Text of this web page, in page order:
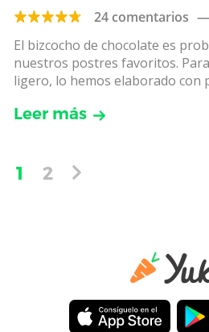
24 comentarios —
El bizcocho de chocolate es
nuestros postres favoritos.
ligero, lo hemos elaborado con
Leer más
1 2